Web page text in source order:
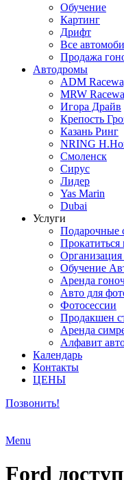
Обучение
Картинг
Дрифт
Все
Продажа
Автодромы
ADM
MRW
Игора Драйв
Крепость
Казань Ринг
NRING
Смоленск
Сирус
Лидер
Yas Marin
Dubai
Услуги
Подарочные
Прокатиться
Обучение
Аренда
Авто для
Фотосессии
Продакшен
Аренда
Алфавит
Календарь
Контакты
ЦЕНЫ
Позвонить!
Menu
Ford